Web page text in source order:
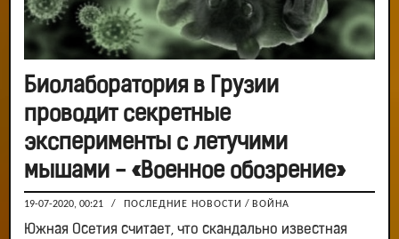
Биолаборатория в Грузии
проводит секретные
эксперименты с летучими
мышами - «Военное обозрение»
19-07-2020, 00:21 / ПОСЛЕДНИЕ НОВОСТИ / ВОЙНА
Южная Осетия считает, что скандально известная